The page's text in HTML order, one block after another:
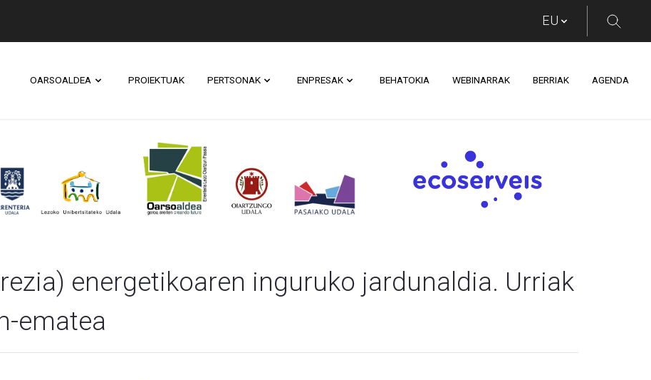
OARSOALDEA PROIEKTUAK PERTSONAK ENPRESAK BEHATOKIA WEBINARRAK BERRIAK AGENDA
Izen ematea - Lehen Saioa
energetikoaren inguruko jardunaldia. Urriak
ematea